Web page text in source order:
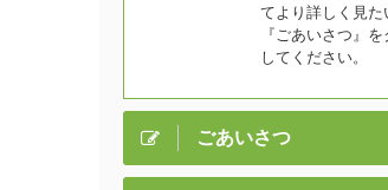
てより詳しく見た
『ごあいさつ』
してください。
ごあいさつ